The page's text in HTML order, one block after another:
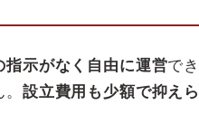
指示がなく自由に運営で
設立費用も少額で抑え